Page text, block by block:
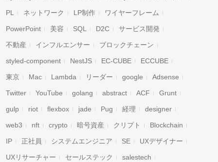
PL ネットワーク LP制作 ワイヤーフレーム
PowerPoint 美容 SQL D2C サービス開発
不動産 インフルエンサー ブロックチェーン
styled-component NestJS EC-CUBE ECCUBE
東京 Mac Lambda リーダー google Adsense
Twitter YouTube golang abstract ACF Grunt
gulp riot flexbox jade Pug 経理 designer
web3 nft crypto 暗号資産 クリプト Blockchain
IP 正社員 システムエンジニア SE UXデザイナー
UXリサーチャー セールステック salestech